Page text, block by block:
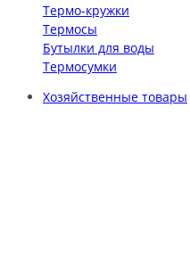
Термо-кружки
Термосы
Бутылки для воды
Термосумки
Хозяйственные товары